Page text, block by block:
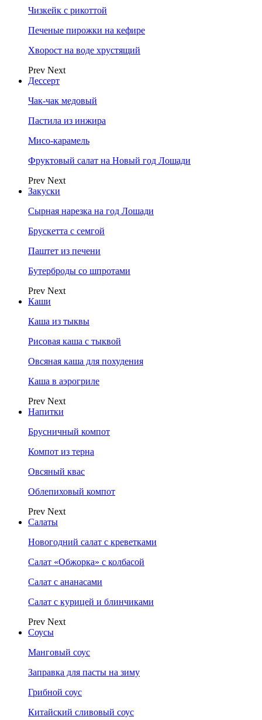
Чизкейк с рикоттой
Печеные пирожки на кефире
Хворост на воде хрустящий
Prev Next
Дессерт
Чак-чак медовый
Пастила из инжира
Мисо-карамель
Фруктовый салат на Новый год Лошади
Prev Next
Закуски
Сырная нарезка на год Лошади
Брускетта с семгой
Паштет из печени
Бутерброды со шпротами
Prev Next
Каши
Каша из тыквы
Рисовая каша с тыквой
Овсяная каша для похудения
Каша в аэрогриле
Prev Next
Напитки
Брусничный компот
Компот из терна
Овсяный квас
Облепиховый компот
Prev Next
Салаты
Новогодний салат с креветками
Салат «Обжорка» с колбасой
Салат с ананасами
Салат с курицей и блинчиками
Prev Next
Соусы
Манговый соус
Заправка для пасты на зиму
Грибной соус
Китайский сливовый соус